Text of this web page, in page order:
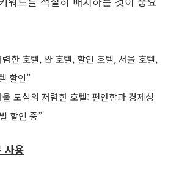
한 호텔, 싼 호텔, 할인 호텔, 서울 호텔,
할인”
도심의 저렴한 호텔: 편안함과 경제성
할인 중”
사용